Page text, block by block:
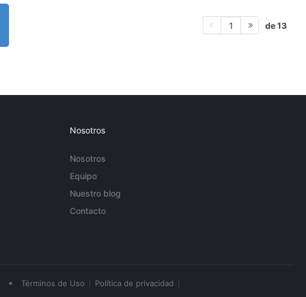
1 de 13
Nosotros
Nosotros
Equipo
Nuestro blog
Contacto
• Términos de Uso Política de privacidad